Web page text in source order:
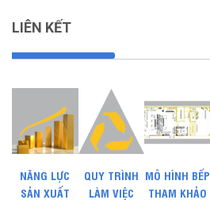
LIÊN KẾT
NĂNG LỰC
SẢN XUẤT
QUY TRÌNH
LÀM VIỆC
MÔ HÌNH BẾP
THAM KHẢO